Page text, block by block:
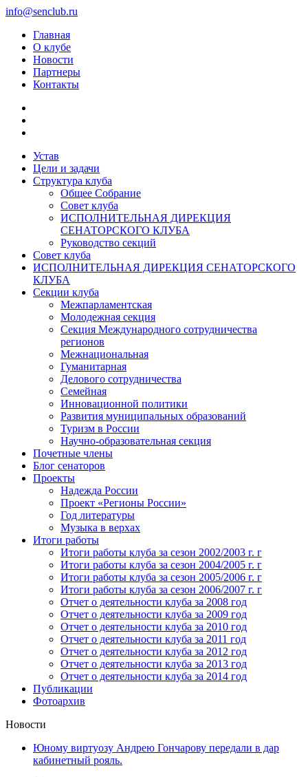
info@senclub.ru
Главная
О клубе
Новости
Партнеры
Контакты
Устав
Цели и задачи
Структура клуба
Общее Собрание
Совет клуба
ИСПОЛНИТЕЛЬНАЯ ДИРЕКЦИЯ
СЕНАТОРСКОГО КЛУБА
Руководство секций
Совет клуба
ИСПОЛНИТЕЛЬНАЯ ДИРЕКЦИЯ СЕНАТОРСКОГО
КЛУБА
Секции клуба
Межпарламентская
Молодежная секция
Секция Международного сотрудничества
регионов
Межнациональная
Гуманитарная
Делового сотрудничества
Семейная
Инновационной политики
Развития муниципальных образований
Туризм в России
Научно-образовательная секция
Почетные члены
Блог сенаторов
Проекты
Надежда России
Проект «Регионы России»
Год литературы
Музыка в верхах
Итоги работы
Итоги работы клуба за сезон 2002/2003 г. г
Итоги работы клуба за сезон 2004/2005 г. г
Итоги работы клуба за сезон 2005/2006 г. г
Итоги работы клуба за сезон 2006/2007 г. г
Отчет о деятельности клуба за 2008 год
Отчет о деятельности клуба за 2009 год
Отчет о деятельности клуба за 2010 год
Отчет о деятельности клуба за 2011 год
Отчет о деятельности клуба за 2012 год
Отчет о деятельности клуба за 2013 год
Отчет о деятельности клуба за 2014 год
Публикации
Фотоархив
Новости
Юному виртуозу Андрею Гончарову передали в дар
кабинетный рояль.